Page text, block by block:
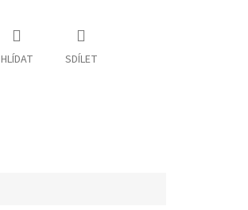
HLÍDAT SDÍLET